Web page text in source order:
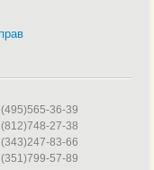
36-39
27-38
83-66
57-89